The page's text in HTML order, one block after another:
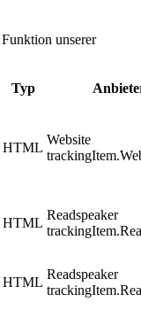
unserer
Typ
HTML
Website
HTML
Readspeaker
HTML
Readspeaker